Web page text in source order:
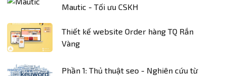
Mautic - Tối ưu CSKH
Thiết kế website Order hàng TQ Rắn
Vàng
Phần 1: Thủ thuật seo - Nghiên cứu từ